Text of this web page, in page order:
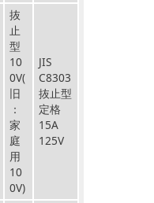
抜
止
型
10
0V(
旧
：
家
庭
用
10
0V)
JIS
C8303
抜止型
定格
15A
125V